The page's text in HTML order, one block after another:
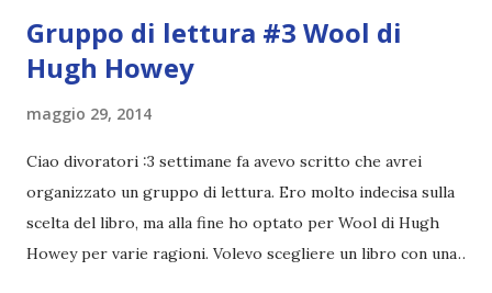
Gruppo di lettura #3 Wool di
Hugh Howey
maggio 29, 2014
Ciao divoratori :3 settimane fa avevo scritto che avrei
organizzato un gruppo di lettura. Ero molto indecisa sulla
scelta del libro, ma alla fine ho optato per Wool di Hugh
Howey per varie ragioni. Volevo scegliere un libro con una